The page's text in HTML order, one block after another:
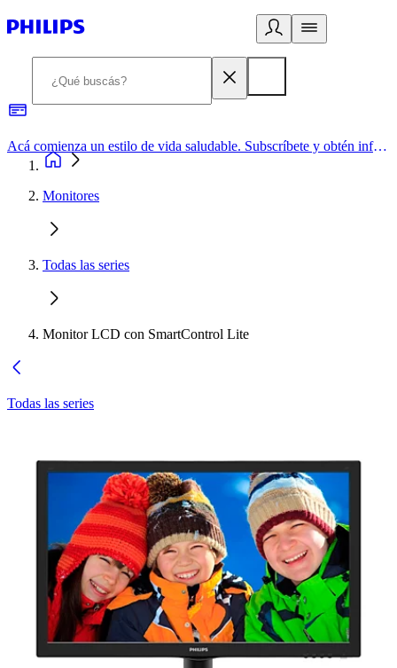
Acá comienza un estilo de vida saludable. Subscríbete y obtén información de primera mano
Monitores
Todas las series
Monitor LCD con SmartControl Lite
Todas las series